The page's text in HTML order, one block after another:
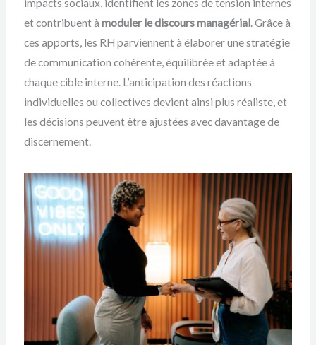
impacts sociaux, identifient les zones de tension internes
et contribuent à moduler le discours managérial. Grâce à
ces apports, les RH parviennent à élaborer une stratégie
de communication cohérente, équilibrée et adaptée à
chaque cible interne. L’anticipation des réactions
individuelles ou collectives devient ainsi plus réaliste, et
les décisions peuvent être ajustées avec davantage de
discernement.